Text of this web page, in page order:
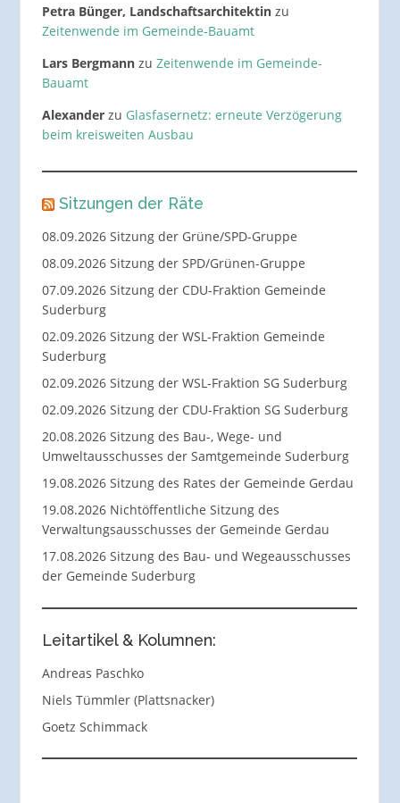
Petra Bünger, Landschaftsarchitektinzu
Zeitenwende im Gemeinde-Bauamt
Lars Bergmannzu Zeitenwende im Gemeinde-
Bauamt
Alexanderzu Glasfasernetz: erneute Verzögerung
beim kreisweiten Ausbau
Sitzungen der Räte
08.09.2026 Sitzung der Grüne/SPD-Gruppe
08.09.2026 Sitzung der SPD/Grünen-Gruppe
07.09.2026 Sitzung der CDU-Fraktion Gemeinde
Suderburg
02.09.2026 Sitzung der WSL-Fraktion Gemeinde
Suderburg
02.09.2026 Sitzung der WSL-Fraktion SG Suderburg
02.09.2026 Sitzung der CDU-Fraktion SG Suderburg
20.08.2026 Sitzung des Bau-, Wege- und
Umweltausschusses der Samtgemeinde Suderburg
19.08.2026 Sitzung des Rates der Gemeinde Gerdau
19.08.2026 Nichtöffentliche Sitzung des
Verwaltungsausschusses der Gemeinde Gerdau
17.08.2026 Sitzung des Bau- und Wegeausschusses
der Gemeinde Suderburg
Leitartikel & Kolumnen:
Andreas Paschko
Niels Tümmler (Plattsnacker)
Goetz Schimmack